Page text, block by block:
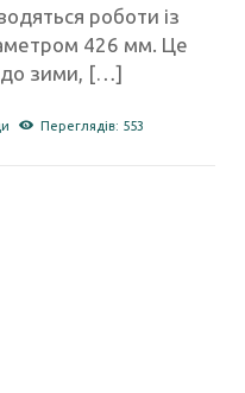
роботи із
426 мм. Це
до зими, […]
Переглядів: 553